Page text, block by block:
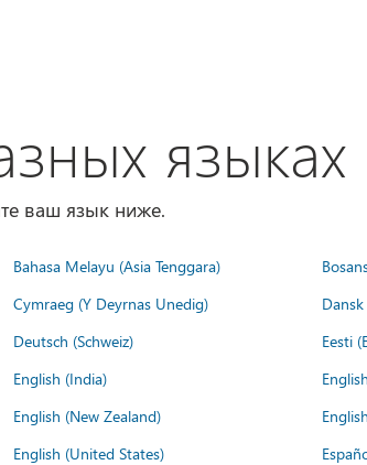
языках
ваш язык ниже.
Bahasa Melayu (Asia Tenggara)
Cymraeg (Y Deyrnas Unedig)
Deutsch (Schweiz)
Eesti
English (India)
English (New Zealand)
English (United States)